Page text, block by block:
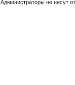
Администраторы не несут